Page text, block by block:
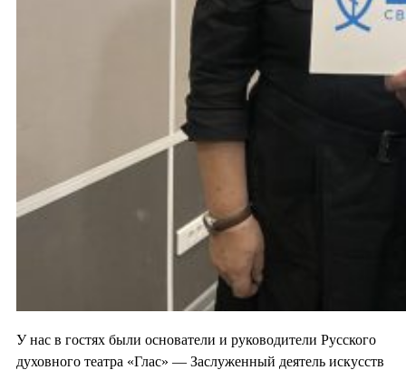
У нас в гостях были основатели и руководители Русского
духовного театра «Глас» — Заслуженный деятель искусств